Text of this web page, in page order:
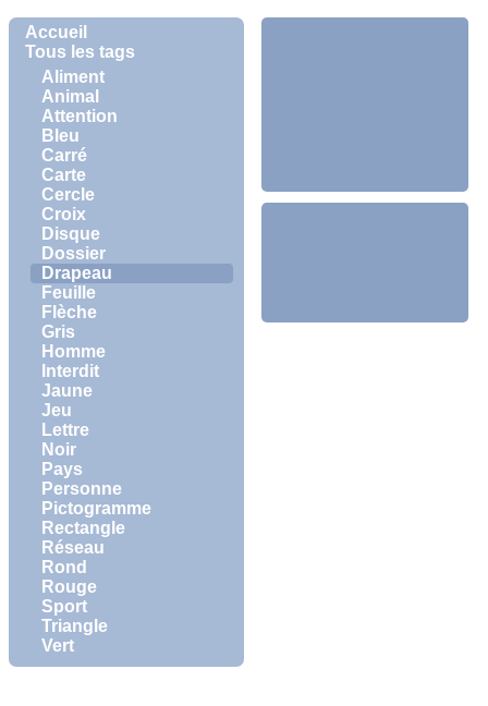
Accueil
Tous les tags
Aliment
Animal
Attention
Bleu
Carré
Carte
Cercle
Croix
Disque
Dossier
Drapeau
Feuille
Flèche
Gris
Homme
Interdit
Jaune
Jeu
Lettre
Noir
Pays
Personne
Pictogramme
Rectangle
Réseau
Rond
Rouge
Sport
Triangle
Vert